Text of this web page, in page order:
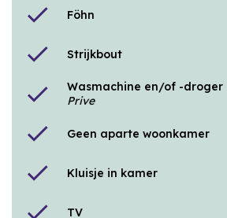
check Föhn
check Strijkbout
check
Wasmachine en/of -droger
Prive
check Geen aparte woonkamer
check Kluisje in kamer
check TV